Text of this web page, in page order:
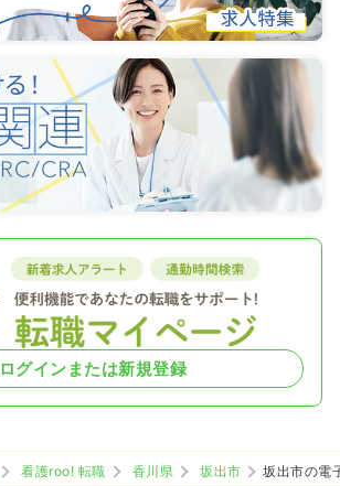
ログインまたは新規登録
看護roo! 転職 香川県 坂出市
坂出市の電